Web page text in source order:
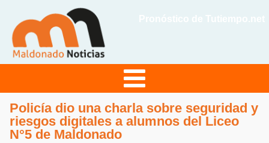
Policía dio una charla sobre seguridad y
riesgos digitales a alumnos del Liceo
N°5 de Maldonado